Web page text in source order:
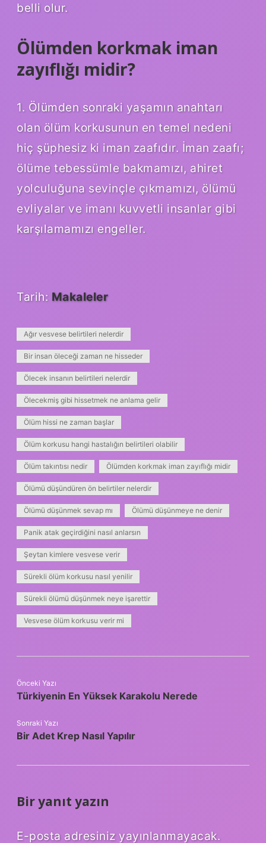
belli olur.
Ölümden korkmak iman
zayıflığı midir?
1. Ölümden sonraki yaşamın anahtarı
olan ölüm korkusunun en temel nedeni
hiç şüphesiz ki iman zaafıdır. İman zaafı;
ölüme tebessümle bakmamızı, ahiret
yolculuğuna sevinçle çıkmamızı, ölümü
evliyalar ve imanı kuvvetli insanlar gibi
karşılamamızı engeller.
Tarih: Makaleler
Ağır vesvese belirtileri nelerdir
Bir insan öleceği zaman ne hisseder
Ölecek insanın belirtileri nelerdir
Ölecekmiş gibi hissetmek ne anlama gelir
Ölüm hissi ne zaman başlar
Ölüm korkusu hangi hastalığın belirtileri olabilir
Ölüm takıntısı nedir Ölümden korkmak iman zayıflığı midir
Ölümü düşündüren ön belirtiler nelerdir
Ölümü düşünmek sevap mı Ölümü düşünmeye ne denir
Panik atak geçirdiğini nasıl anlarsın
Şeytan kimlere vesvese verir
Sürekli ölüm korkusu nasıl yenilir
Sürekli ölümü düşünmek neye işarettir
Vesvese ölüm korkusu verir mi
Önceki Yazı
Türkiyenin En Yüksek Karakolu Nerede
Sonraki Yazı
Bir Adet Krep Nasıl Yapılır
Bir yanıt yazın
E-posta adresiniz yayınlanmayacak.